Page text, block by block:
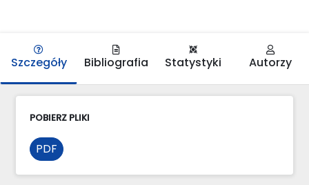
Szczegóły Bibliografia Statystyki Autorzy
POBIERZ PLIKI
PDF